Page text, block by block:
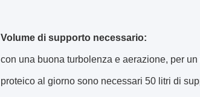
Volume di supporto necessario:
con una buona turbolenza e aerazione, per
proteico al giorno sono necessari 50 litri di